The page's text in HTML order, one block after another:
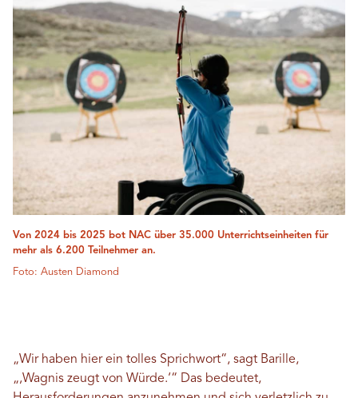
Von 2024 bis 2025 bot NAC über 35.000 Unterrichtseinheiten für
mehr als 6.200 Teilnehmer an.
Foto: Austen Diamond
„Wir haben hier ein tolles Sprichwort“, sagt Barille,
„‚Wagnis zeugt von Würde.‘“ Das bedeutet,